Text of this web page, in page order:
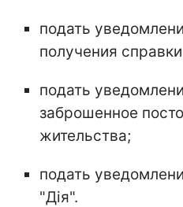
подать
получения
подать
заброшенное
жительства;
подать
"Дія".